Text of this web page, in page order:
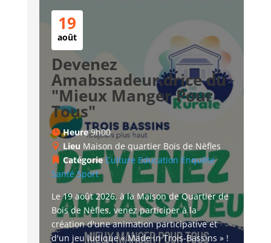
19
août
Devenez
Amabssadeur.drice du
"Mieux Manger Pour
Tous"
Heure9h00
Lieu Maison de quartier Bois de Nèfles
CatégorieCulture Education Enquête
Santé Sport
Le 19 août 2026, à la Maison de Quartier de
Bois de Nèfles, venez participer à la
création d'une animation participative et
d'un jeu ludique « Made in Trois-Bassins » !